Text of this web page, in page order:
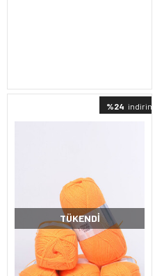
%24 indirimli
TÜKENDI